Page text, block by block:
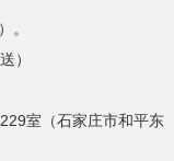
。
）
室（石家庄市和平东